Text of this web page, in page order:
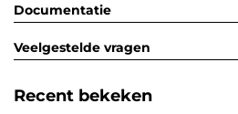
Documentatie
Veelgestelde vragen
Recent bekeken